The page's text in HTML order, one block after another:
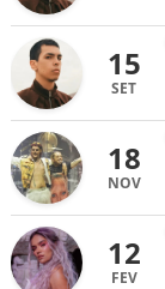
15
SET
18
NOV
12
FEV